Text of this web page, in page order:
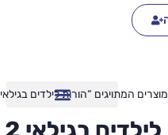
המתויגים “הורות לילדים בגילאי 2 עד 12”